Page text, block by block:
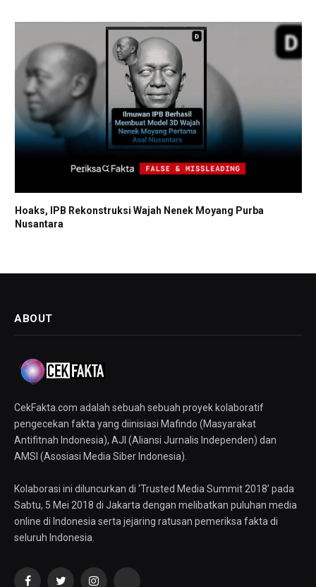
Hoaks, IPB Rekonstruksi Wajah Nenek Moyang Purba
Nusantara
ABOUT
CekFakta.com adalah sebuah sebuah proyek kolaboratif
pengecekan fakta yang diinisiasi Mafindo (Masyarakat
Antifitnah Indonesia), AJI (Aliansi Jurnalis Independen) dan
AMSI (Asosiasi Media Siber Indonesia).
Kolaborasi ini diluncurkan di ‘Trusted Media Summit 2018’ pada
Sabtu, 5 Mei 2018 di Jakarta dengan melibatkan puluhan media
online di Indonesia serta jejaring ratusan pemeriksa fakta di
seluruh Indonesia.